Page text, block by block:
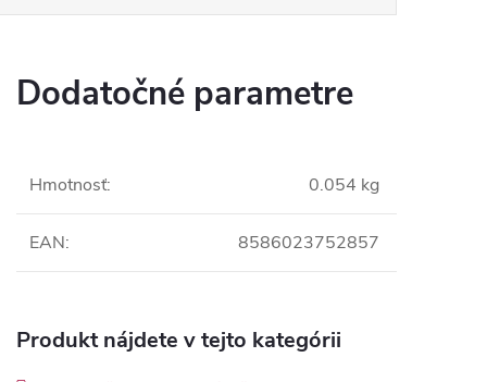
Dodatočné parametre
Hmotnosť: 0.054 kg
EAN: 8586023752857
Produkt nájdete v tejto kategórii